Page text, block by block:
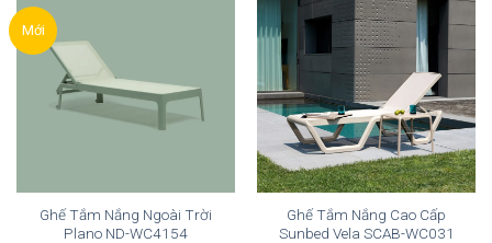
Mới
Ghế Tắm Nắng Ngoài Trời
Plano ND-WC4154
Ghế Tắm Nắng Cao Cấp
Sunbed Vela SCAB-WC031